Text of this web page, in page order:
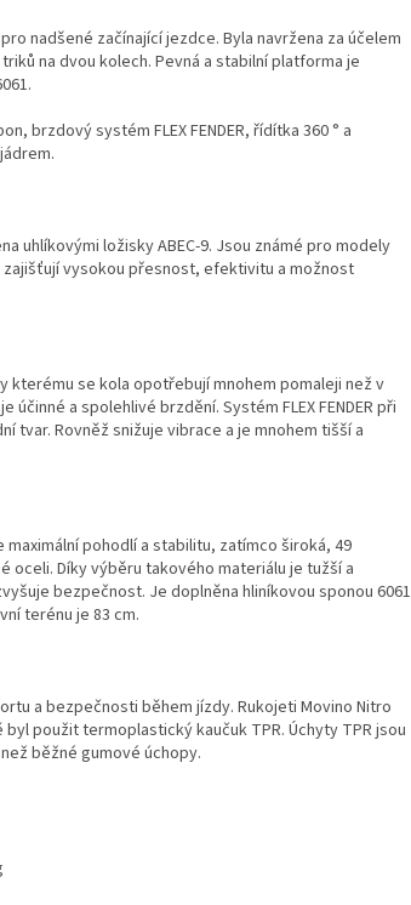
nadšené začínající jezdce. Byla navržena za účelem
na dvou kolech. Pevná a stabilní platforma je
brzdový systém FLEX FENDER, řídítka 360 ° a
uhlíkovými ložisky ABEC-9. Jsou známé pro modely
vysokou přesnost, efektivitu a možnost
kterému se kola opotřebují mnohem pomaleji než v
a spolehlivé brzdění. Systém FLEX FENDER při
tvar. Rovněž snižuje vibrace a je mnohem tišší a
pohodlí a stabilitu, zatímco široká, 49
oceli. Díky výběru takového materiálu je tužší a
bezpečnost. Je doplněna hliníkovou sponou 6061
terénu je 83 cm.
a bezpečnosti během jízdy. Rukojeti Movino Nitro
použit termoplastický kaučuk TPR. Úchyty TPR jsou
běžné gumové úchopy.